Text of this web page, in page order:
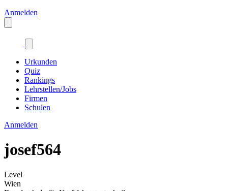
Anmelden
Urkunden
Quiz
Rankings
Lehrstellen/Jobs
Firmen
Schulen
Anmelden
josef564
Level
Wien